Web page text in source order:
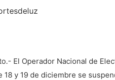
El Operador Nacional de
18 y 19 de diciembre se